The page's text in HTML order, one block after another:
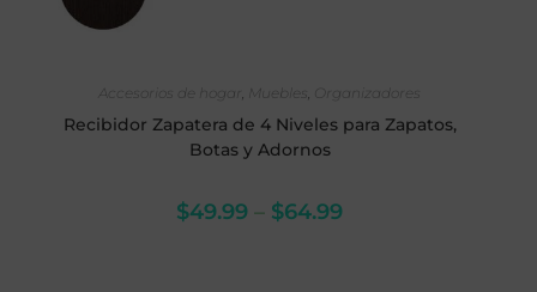
Accesorios de hogar , Muebles , Organizadores
Recibidor Zapatera de 4 Niveles para Zapatos,
Botas y Adornos
$49.99 – $64.99